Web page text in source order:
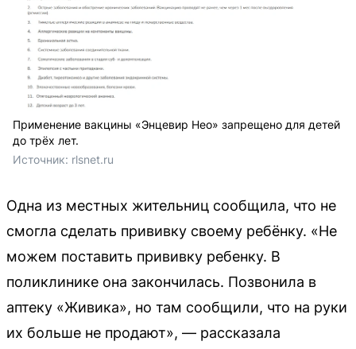
Применение вакцины «Энцевир Нео» запрещено для детей
до трёх лет.
Источник: rlsnet.ru
Одна из местных жительниц сообщила, что не
смогла сделать прививку своему ребёнку. «Не
можем поставить прививку ребенку. В
поликлинике она закончилась. Позвонила в
аптеку «Живика», но там сообщили, что на руки
их больше не продают», — рассказала